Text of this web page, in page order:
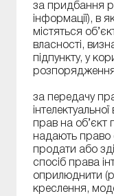
за придбання
інформації), в
містяться
власності,
підпункту, у
за передачу
прав на об’єкт
надають право
продати або
спосіб права
оприлюднити
креслення,